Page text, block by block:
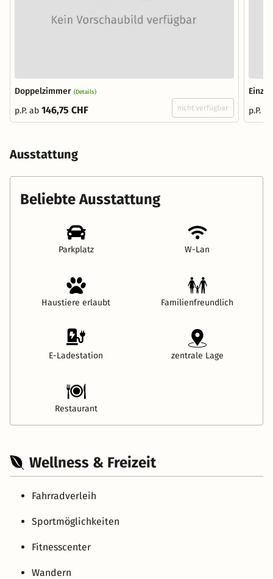
Doppelzimmer (Details)
p.P. ab 146,75 CHF nicht verfügbar
p.P.
Ausstattung
Beliebte Ausstattung
Parkplatz W-Lan
Haustiere erlaubt Familienfreundlich
E-Ladestation zentrale Lage
Restaurant
Wellness & Freizeit
Fahrradverleih
Sportmöglichkeiten
Fitnesscenter
Wandern